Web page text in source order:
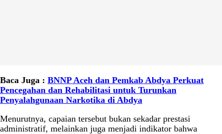
Baca Juga : BNNP Aceh dan Pemkab Abdya Perkuat
Pencegahan dan Rehabilitasi untuk Turunkan
Penyalahgunaan Narkotika di Abdya
Menurutnya, capaian tersebut bukan sekadar prestasi
administratif, melainkan juga menjadi indikator bahwa